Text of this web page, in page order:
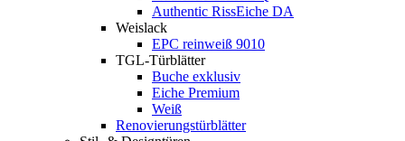
Authentic RissEiche DA
Weislack
EPC reinweiß 9010
TGL-Türblätter
Buche exklusiv
Eiche Premium
Weiß
Renovierungstürblätter